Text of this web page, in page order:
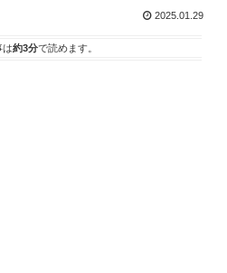
2025.01.29
は約3分で読めます。